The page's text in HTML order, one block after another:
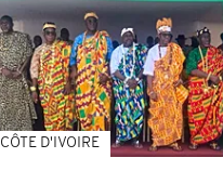
CÔTE D'IVOIRE